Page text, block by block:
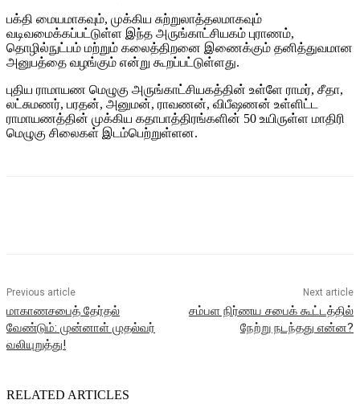
பக்தி மையமாகவும், முக்கிய சுற்றுலாத்தலமாகவும்
வடிவமைக்கப்பட்டுள்ள இந்த அருங்காட்சியகம் புராணம்,
தொழில்நுட்பம் மற்றும் கலைத்திறனை இணைக்கும் தனித்துவமான
அனுபத்தை வழங்கும் என்று கூறப்பட்டுள்ளது.
புதிய ராமாயண மெழுகு அருங்காட்சியகத்தின் உள்ளே ராமர், சீதா,
லட்சுமணர், பரதன், அனுமன், ராவணன், விபீஷணன் உள்ளிட்ட
ராமாயணத்தின் முக்கிய கதாபாத்திரங்களின் 50 உயிருள்ள மாதிரி
மெழுகு சிலைகள் இடம்பெற்றுள்ளன.
Previous article
மாகாணசபைத் தேர்தல்
வேண்டும்: முன்னாள் முதல்வர்
வலியுறுத்து!
Next article
சம்பள நிர்ணய சபைக் கூட்டத்தில்
நேற்று நடந்தது என்ன?
RELATED ARTICLES